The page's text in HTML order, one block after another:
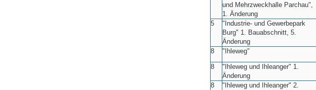
und Mehrzweckhalle Parchau",
1. Änderung
5
"Industrie- und Gewerbepark
Burg" 1. Bauabschnitt, 5.
Änderung
8 "Ihleweg"
8
"Ihleweg und Ihleanger" 1.
Änderung
8
"Ihleweg und Ihleanger" 2.